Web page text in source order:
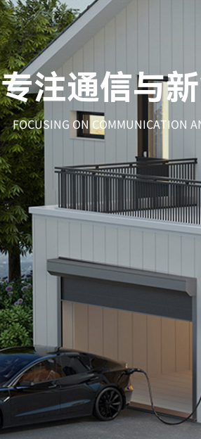
专注通信与
FOCUSING ON COMMUNICATION